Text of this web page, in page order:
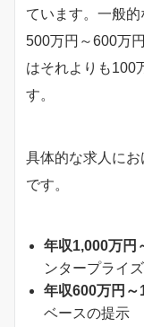
ています。一般
500万円～600万
はそれよりも100
す。
具体的な求人に
です。
年収1,000万円
ンタープライ
年収600万円～
ベースの提示